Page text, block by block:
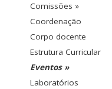
Comissões »
Coordenação
Corpo docente
Estrutura Curricular
Eventos »
Laboratórios